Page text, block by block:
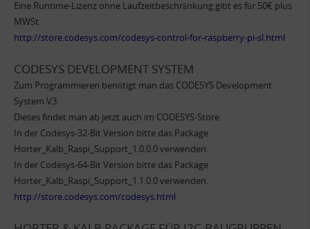
Eine Runtime-Lizenz ohne Laufzeitbeschränkung gibt es für 50€ plus
MWSt.
http://store.codesys.com/codesys-control-for-raspberry-pi-sl.html
CODESYS DEVELOPMENT SYSTEM
Zum Programmieren benötigt man das CODESYS Development
System V3.
Dieses findet man ab jetzt auch im CODESYS-Store.
In der Codesys-32-Bit Version bitte das Package
Horter_Kalb_Raspi_Support_1.0.0.0 verwenden.
In der Codesys-64-Bit Version bitte das Package
Horter_Kalb_Raspi_Support_1.1.0.0 verwenden.
http://store.codesys.com/codesys.html